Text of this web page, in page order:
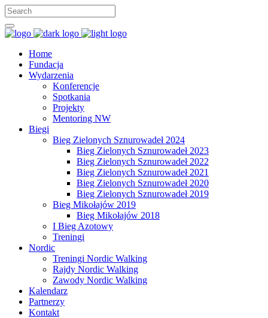
Home
Fundacja
Wydarzenia
Konferencje
Spotkania
Projekty
Mentoring NW
Biegi
Bieg Zielonych Sznurowadeł 2024
Bieg Zielonych Sznurowadeł 2023
Bieg Zielonych Sznurowadeł 2022
Bieg Zielonych Sznurowadeł 2021
Bieg Zielonych Sznurowadeł 2020
Bieg Zielonych Sznurowadeł 2019
Bieg Mikołajów 2019
Bieg Mikołajów 2018
I Bieg Azotowy
Treningi
Nordic
Treningi Nordic Walking
Rajdy Nordic Walking
Zawody Nordic Walking
Kalendarz
Partnerzy
Kontakt